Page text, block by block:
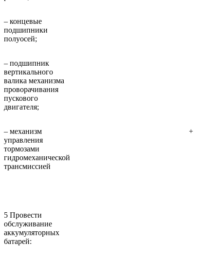
– концевые
подшипники
полуосей;
– подшипник
вертикального
валика механизма
проворачивания
пускового
двигателя;
– механизм
управления
тормозами
гидромеханической
трансмиссией
+
5 Провести
обслуживание
аккумуляторных
батарей: